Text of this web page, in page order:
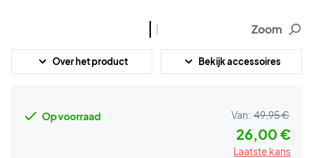
Zoom
Over het product Bekijk accessoires
Op voorraad Van: 49,95 €
26,00 €
Laatste kans